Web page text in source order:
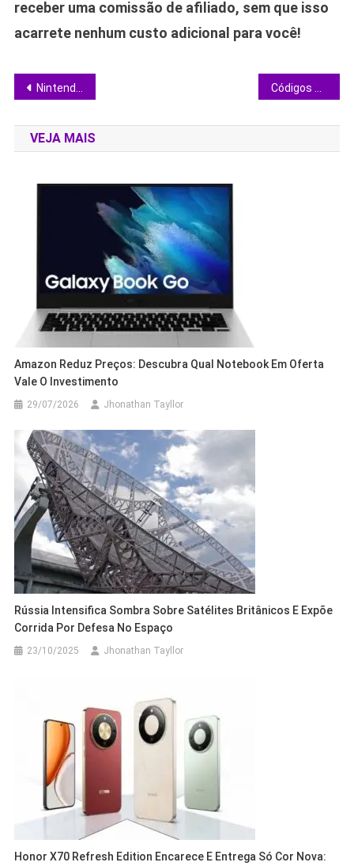
receber uma comissão de afiliado, sem que isso
acarrete nenhum custo adicional para você!
Navegação
de
Post
Nintendo Switch OLED cai 32% na Amazon com cupom exclusivo; veja preço
VEJA MAIS
Amazon Reduz Preços: Descubra Qual Notebook Em Oferta
Vale O Investimento
29/07/2026 Jhonathan Tayllor
Rússia Intensifica Sombra Sobre Satélites Britânicos E Expõe
Corrida Por Defesa No Espaço
23/10/2025 Jhonathan Tayllor
Honor X70 Refresh Edition Encarece E Entrega Só Cor Nova: